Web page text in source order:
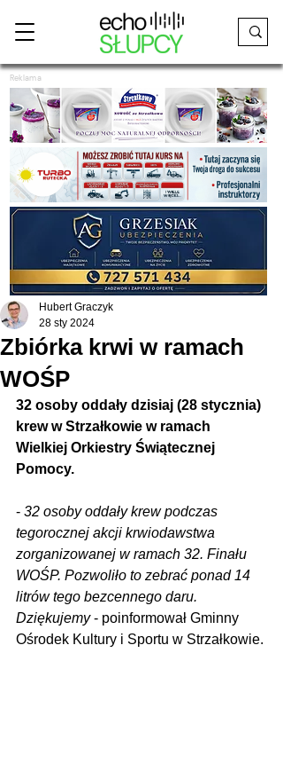
Reklama
Zbiórka krwi w ramach
WOŚP
Hubert Graczyk
28 sty 2024
32 osoby oddały dzisiaj (28 stycznia)
krew w Strzałkowie w ramach
Wielkiej Orkiestry Świątecznej
Pomocy.
- 32 osoby oddały krew podczas
tegorocznej akcji krwiodawstwa
zorganizowanej w ramach 32. Finału
WOŚP. Pozwoliło to zebrać ponad 14
litrów tego bezcennego daru.
Dziękujemy - poinformował Gminny
Ośrodek Kultury i Sportu w Strzałkowie.